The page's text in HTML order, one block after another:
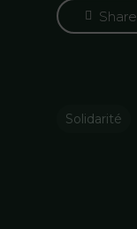
Share
Solidarité